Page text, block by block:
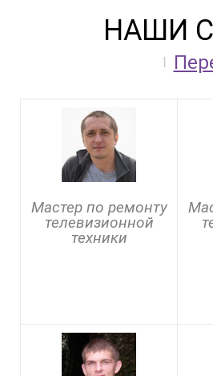
НАШИ
Мастер по ремонту
телевизионной
техники